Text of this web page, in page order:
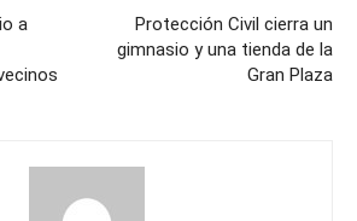
a
Protección Civil cierra un
gimnasio y una tienda de la
Gran Plaza